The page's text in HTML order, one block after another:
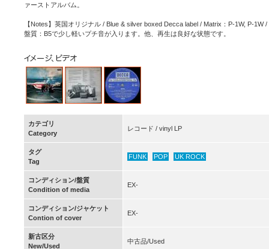
ァーストアルバム。
【Notes】英国オリジナル / Blue & silver boxed Decca label / Matrix：P-1W, P-
盤質：B5で少し軽いプチ音が入ります。他、再生は良好な状態です。
カテゴリ
Category
レコード / vinyl LP
タグ
Tag
FUNK POP UK ROCK
コンディション/盤質
Condition of media
EX-
コンディション/ジャケット
Contion of cover
EX-
新古区分
New/Used
中古品/Used